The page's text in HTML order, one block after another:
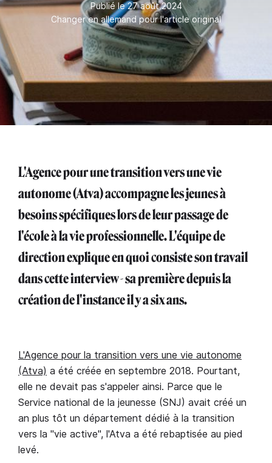
Publié le 27 août 2024
Changer en allemand pour l'article original
L'Agence pour une transition vers une vie
autonome (Atva) accompagne les jeunes à
besoins spécifiques lors de leur passage de
l'école à la vie professionnelle. L'équipe de
direction explique en quoi consiste son travail
dans cette interview - sa première depuis la
création de l'instance il y a six ans.
L'Agence pour la transition vers une vie autonome
(Atva) a été créée en septembre 2018. Pourtant,
elle ne devait pas s'appeler ainsi. Parce que le
Service national de la jeunesse (SNJ) avait créé un
an plus tôt un département dédié à la transition
vers la "vie active", l'Atva a été rebaptisée au pied
levé.